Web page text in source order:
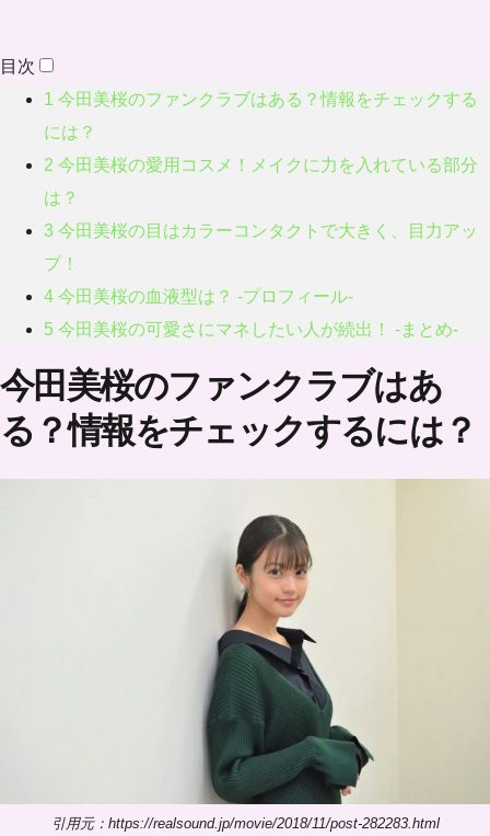
目次
1 今田美桜のファンクラブはある？情報をチェックする
には？
2 今田美桜の愛用コスメ！メイクに力を入れている部分
は？
3 今田美桜の目はカラーコンタクトで大きく、目力アッ
プ！
4 今田美桜の血液型は？ -プロフィール-
5 今田美桜の可愛さにマネしたい人が続出！ -まとめ-
今田美桜のファンクラブはあ
る？情報をチェックするには？
引用元：https://realsound.jp/movie/2018/11/post-282283.html